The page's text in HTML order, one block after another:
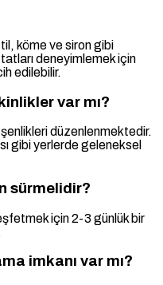
köme ve siron gibi
deneyimlemek için
edilebilir.
var mı?
düzenlenmektedir.
gibi yerlerde geleneksel
sürmelidir?
için 2-3 günlük bir
imkanı var mı?